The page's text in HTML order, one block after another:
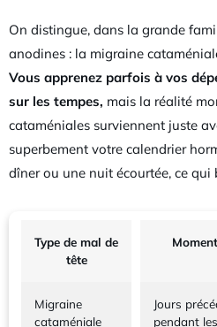
On distingue, dans la grande
anodines : la migraine
Vous apprenez parfois à vos
sur les tempes, mais la réalité
cataméniales surviennent juste
superbement votre calendrier
dîner ou une nuit écourtée, ce
Type de mal de
tête
Migraine
cataméniale
Jours
pendant